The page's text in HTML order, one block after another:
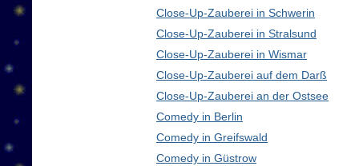
Close-Up-Zauberei in Schwerin
Close-Up-Zauberei in Stralsund
Close-Up-Zauberei in Wismar
Close-Up-Zauberei auf dem Darß
Close-Up-Zauberei an der Ostsee
Comedy in Berlin
Comedy in Greifswald
Comedy in Güstrow